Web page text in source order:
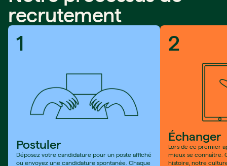
recrutement
1
Postuler
Déposez votre candidature pour un poste affiché
ou envoyez une candidature spontanée. Chaque
2
Échanger
Lors de ce premier
mieux se connaître.
histoire, notre